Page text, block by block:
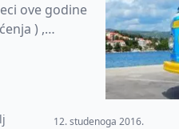
ove godine
) ,
12. studenoga 2016.